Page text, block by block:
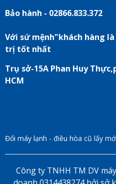
Bảo hành - 02866.833.372
Với sứ mệnh"khách hàng
trị tốt nhất
Trụ sở-15A Phan Huy
HCM
Đổi máy lạnh - điều hòa cũ lấy
Công ty TNHH TM DV